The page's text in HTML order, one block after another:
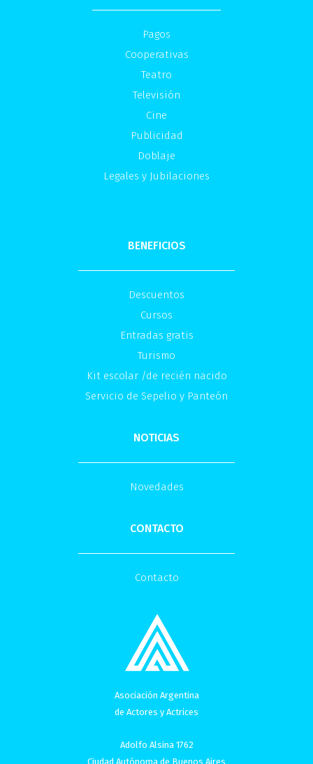
Pagos
Cooperativas
Teatro
Televisión
Cine
Publicidad
Doblaje
Legales y Jubilaciones
BENEFICIOS
Descuentos
Cursos
Entradas gratis
Turismo
Kit escolar /de recién nacido
Servicio de Sepelio y Panteón
NOTICIAS
Novedades
CONTACTO
Contacto
Asociación Argentina
de Actores y Actrices
Adolfo Alsina 1762
Ciudad Autónoma de Buenos Aires